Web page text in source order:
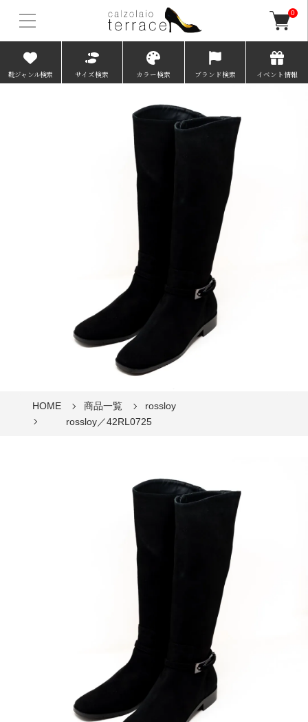
0
靴ジャンル検索 サイズ検索 カラー検索 ブランド検索 イベント情報
HOME 商品一覧
rossloy
rossloy／42RL0725